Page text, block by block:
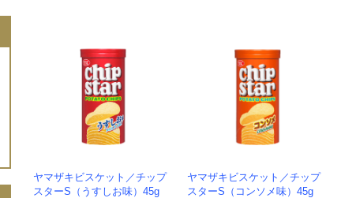
ヤマザキビスケット／チップ
スターS（うすしお味）45g
ヤマザキビスケット／チップ
スターS（コンソメ味）45g